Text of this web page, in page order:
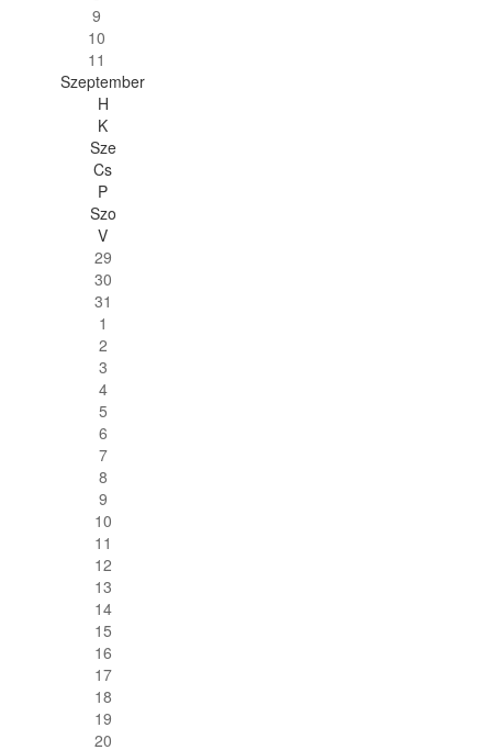
9
10
11
Szeptember
H
K
Sze
Cs
P
Szo
V
29
30
31
1
2
3
4
5
6
7
8
9
10
11
12
13
14
15
16
17
18
19
20